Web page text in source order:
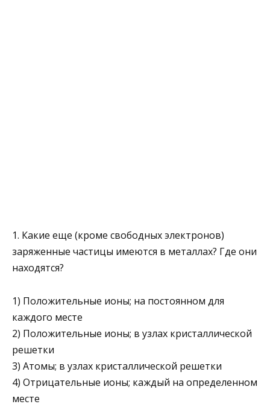
1. Какие еще (кроме свободных электронов)
заряженные части­цы имеются в металлах? Где они
находятся?
1) Положительные ионы; на постоянном для
каждого месте
2) Положительные ионы; в узлах кристаллической
решетки
3) Атомы; в узлах кристаллической решетки
4) Отрицательные ионы; каждый на определенном
месте